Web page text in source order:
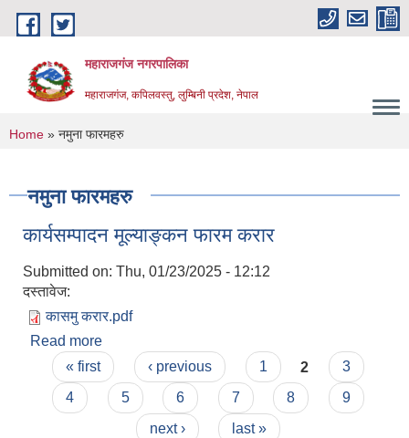
Skip to main content
महाराजगंज नगरपालिका
महाराजगंज, कपिलवस्तु, लुम्बिनी प्रदेश, नेपाल
You are here
Home » नमुना फारमहरु
नमुना फारमहरु
कार्यसम्पादन मूल्याङ्कन फारम करार
Submitted on: Thu, 01/23/2025 - 12:12
दस्तावेज:
कासमु करार.pdf
Read more
Pages
« first ‹ previous 1 2
3
4
5 6 7 8
9
next ›
last »